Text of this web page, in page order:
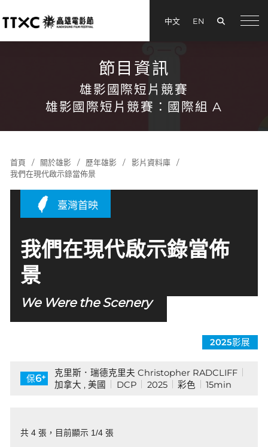
中文 EN
節目資訊
雄影國際短片競賽
雄影國際短片競賽：國際組 A
首頁 關於雄影 歷年雄影
影片資料庫
我們在現代啟示錄當佈景
臺灣首映
我們在現代啟示錄當佈
景
We Were the Scenery
2025影展
保6+
克里斯．瑞德克里夫 Christopher RADCLIFF
加拿大 , 美國
DCP 2025 彩色 15min
共 4 張，目前顯示 1/4 張